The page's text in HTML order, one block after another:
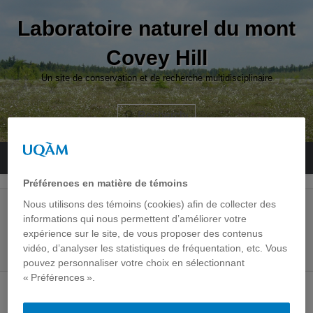
Laboratoire naturel du mont
Covey Hill
Un site de conservation et de recherche multidisciplinaire
Recherche
Menu
Bienvenue sur le site du Laboratoire
naturel du mont Covey Hill!
Le Laboratoire naturel a pour mission de favoriser la
Préférences en matière de témoins
Nous utilisons des témoins (cookies) afin de collecter des
informations qui nous permettent d’améliorer votre
expérience sur le site, de vous proposer des contenus
vidéo, d’analyser les statistiques de fréquentation, etc. Vous
pouvez personnaliser votre choix en sélectionnant
« Préférences ».